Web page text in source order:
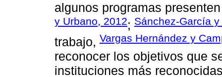
algunos programas
y Urbano, 2012; Sánchez-García
trabajo, Vargas Hernández y
reconocer los objetivos que
instituciones más